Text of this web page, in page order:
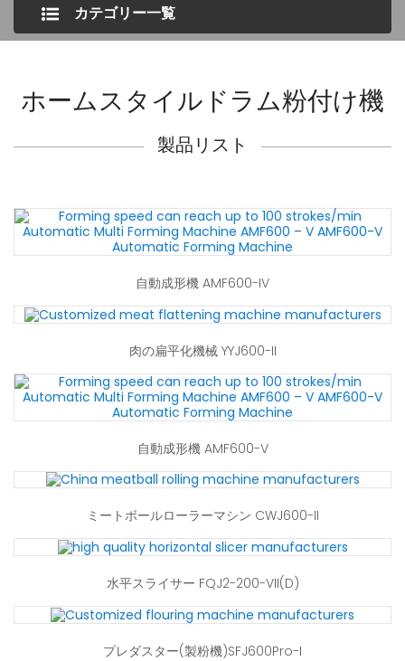
カテゴリー一覧
ホームスタイルドラム粉付け機
製品リスト
自動成形機 AMF600-IV
肉の扁平化機械 YYJ600-II
自動成形機 AMF600-V
ミートボールローラーマシン CWJ600-II
水平スライサー FQJ2-200-VII(D)
プレダスター(製粉機)SFJ600Pro-I